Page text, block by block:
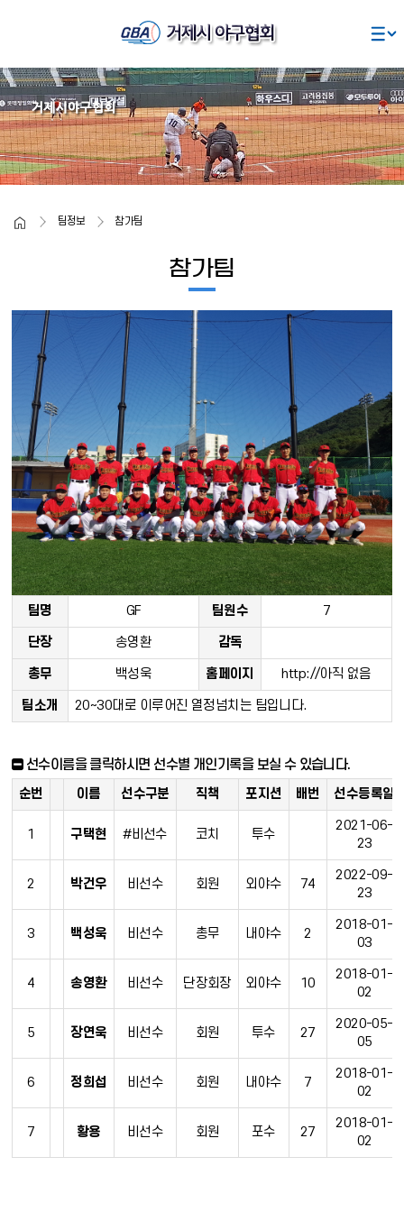
Home 팀정보 참가팀
참가팀
팀명 GF 팀원수 7
단장 송영환 감독
총무 백성욱 홈페이지 http://아직 없음
팀소개 20~30대로 이루어진 열정넘치는 팀입니다.
선수이름을 클릭하시면 선수별 개인기록을 보실 수 있습니다.
순번 이름 선수구분 직책 포지션 배번 선수등록일
1 구택현 #비선수 코치 투수
2021-06-
23
2 박건우 비선수 회원 외야수 74
2022-09-
23
3 백성욱 비선수 총무 내야수 2
2018-01-
03
4 송영환 비선수 단장회장 외야수 10
2018-01-
02
5 장연욱 비선수 회원 투수 27
2020-05-
05
6 정희섭 비선수 회원 내야수 7
2018-01-
02
7 황용 비선수 회원 포수 27
2018-01-
02